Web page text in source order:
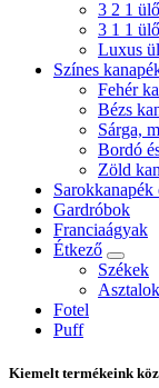
3 2 1
3 1 1
Luxus
Színes
Fehér
Bézs
Sárga,
Bordó
Zöld
Gardróbok
Franciaágyak
Étkező
Székek
Asztalok
Fotel
Puff
Kiemelt termékeink